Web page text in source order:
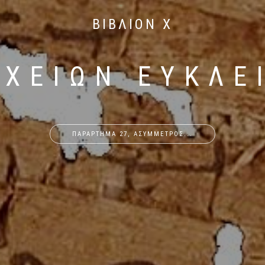
ΒΙΒΛΙΟΝ X
ΠΑΡΑΡΤΗΜΑ 27, ΑΣΥΜΜΕΤΡΟΣ...